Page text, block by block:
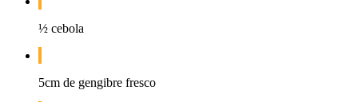
½ cebola
5cm de gengibre fresco